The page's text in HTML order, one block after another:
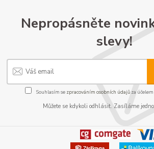
Nepropásněte
slevy!
Souhlasím se zpracováním osobních údajůza
Můžete se kdykoli odhlásit. Zasíláme